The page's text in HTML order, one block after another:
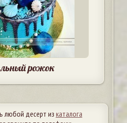
рожок
любой десерт из каталога